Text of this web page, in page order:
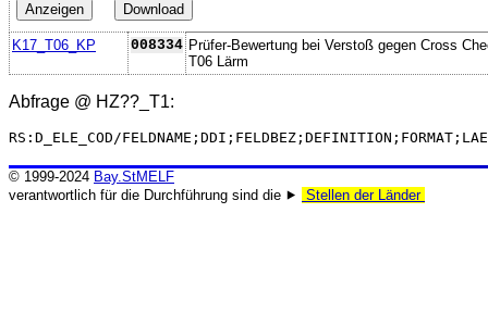
K17_T06_KP 008334 Prüfer-Bewertung bei Verstoß gegen Cross
T06 Lärm
Abfrage @ HZ??_T1:
RS:D_ELE_COD/
© 1999-2024 Bay.StMELF
verantwortlich für die Durchführung sind die ⯈
Stellen der Länder